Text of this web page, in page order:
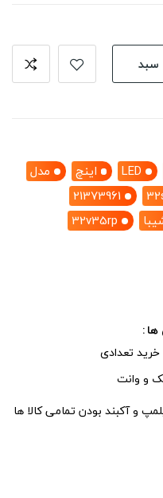
سبد
LED اینچ
مدل
21373961
32v35rp
تعدادی
و وانت
و آکبند بودن تمامی کالا ها